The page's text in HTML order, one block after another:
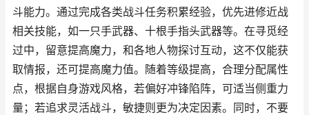
斗能力。通过完成各类战斗任务积累经验，优先进修近战
相关技能，如一只手武器、十根手指头武器等。在寻觅经
过中，留意提高魔力，和各地人物探讨互动，这不仅能获
取情报，还可提高魔力值。随着等级提高，合理分配属性
点，根据自身游戏风格，若偏好冲锋陷阵，可适当侧重力
量；若追求灵活战斗，敏捷则更为决定因素。同时，不要